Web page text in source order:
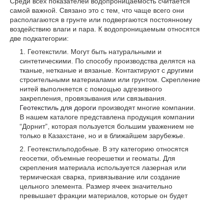
самой важной. Связано это с тем, что чаще всего они
располагаются в грунте или подвергаются постоянному
воздействию влаги и пара. К водопроницаемым относятся
две подкатегории:
Геотекстили. Могут быть натуральными и
синтетическими. По способу производства делятся на
тканые, нетканые и вязаные. Контактируют с другими
строительными материалами или грунтом. Скрепление
нитей выполняется с помощью адгезивного
закрепления, провязывания или связывания.
Геотекстиль для дороги производят многие компании.
В нашем каталоге представлена продукция компании
“Дорнит”, которая пользуется большим уважением не
только в Казахстане, но и в ближайшем зарубежье.
Геотекстильподобные. В эту категорию относятся
геосетки, объемные георешетки и геоматы. Для
скрепления материала используется лазерная или
термическая сварка, привязывание или создание
цельного элемента. Размер ячеек значительно
превышает фракции материалов, которые он будет